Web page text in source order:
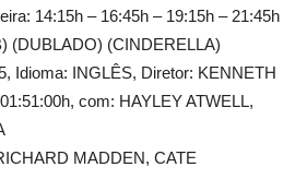
14:15h – 16:45h – 19:15h – 21:45h
(DUBLADO) (CINDERELLA)
Idioma: INGLÊS, Diretor: KENNETH
com: HAYLEY ATWELL,
MADDEN, CATE